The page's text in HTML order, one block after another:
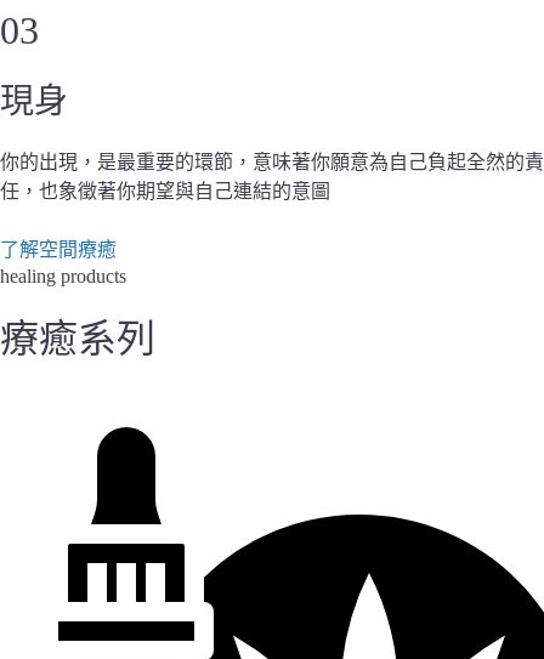
03
現身
你的出現，是最重要的環節，意味著你願意為自己負起全然的責
任，也象徵著你期望與自己連結的意圖
了解空間療癒
healing products
療癒系列